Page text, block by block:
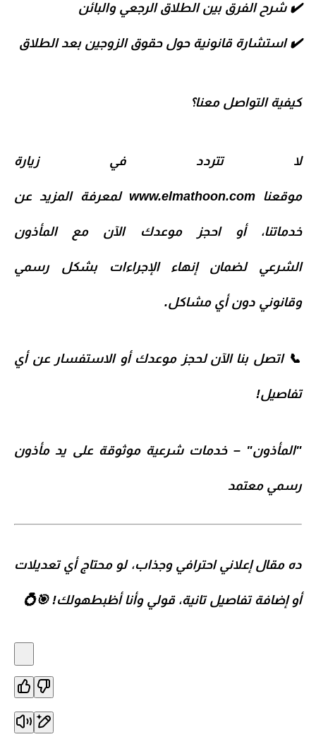
✔️شرح الفرق بين الطلاق الرجعي والبائن
✔️استشارة قانونية حول حقوق الزوجين بعد الطلاق
كيفية التواصل معنا؟
لا تتردد في زيارة
موقعناwww.elmathoon.com لمعرفة المزيد عن
خدماتنا، أو احجز موعدك الآن معالمأذون
الشرعي لضمان إنهاء الإجراءات بشكل رسمي
وقانوني دون أي مشاكل.
📞اتصل بنا الآن لحجز موعدك أو الاستفسار عن أي
تفاصيل!
"المأذون" – خدمات شرعية موثوقة على يد مأذون
رسمي معتمد
ده مقال إعلاني احترافي وجذاب، لو محتاج أي تعديلات
أو إضافة تفاصيل تانية، قولي وأنا أظبطهولك! 🎯💍